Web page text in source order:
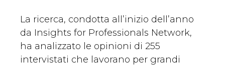
La ricerca, condotta all’inizio dell’anno
da Insights for Professionals Network,
ha analizzato le opinioni di 255
intervistati che lavorano per grandi